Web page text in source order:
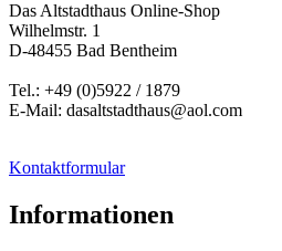
Das Altstadthaus Online-Shop
Wilhelmstr. 1
D-48455 Bad Bentheim
Tel.: +49 (0)5922 / 1879
E-Mail: dasaltstadthaus@aol.com
Kontaktformular
Informationen